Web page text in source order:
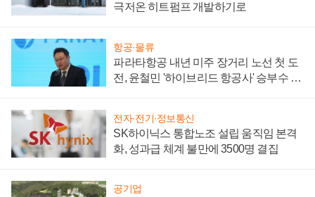
극저온 히트펌프 개발하기로
항공·물류
파라타항공 내년 미주 장거리 노선 첫 도
전, 윤철민 '하이브리드 항공사' 승부수 통
전자·전기·정보통신
SK하이닉스 통합노조 설립 움직임 본격
화, 성과급 체계 불만에 3500명 결집
공기업